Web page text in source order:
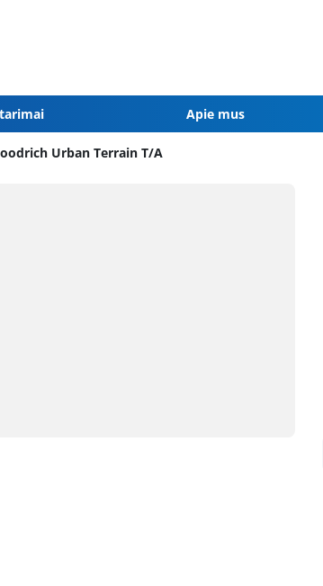
Apie mus
Urban Terrain T/A